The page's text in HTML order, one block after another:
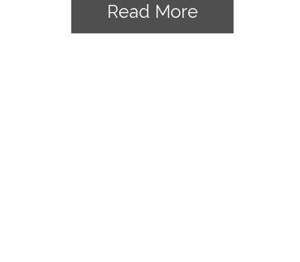
Read More